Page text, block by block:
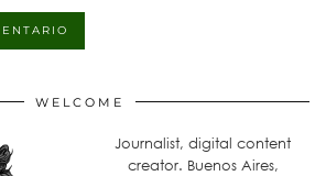
WELCOME
Journalist, digital content
creator. Buenos Aires,